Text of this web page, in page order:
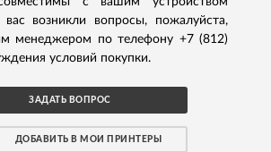
возникли вопросы, пожалуйста,
менеджером по телефону +7 (812)
условий покупки.
ЗАДАТЬ ВОПРОС
ДОБАВИТЬ В МОИ ПРИНТЕРЫ